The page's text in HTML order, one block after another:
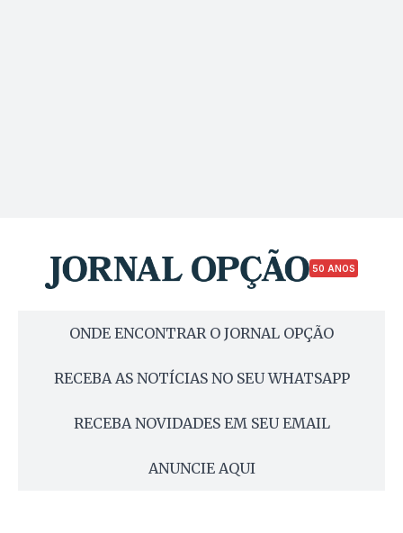
50 ANOS
ONDE ENCONTRAR O JORNAL OPÇÃO
RECEBA AS NOTÍCIAS NO SEU WHATSAPP
RECEBA NOVIDADES EM SEU EMAIL
ANUNCIE AQUI